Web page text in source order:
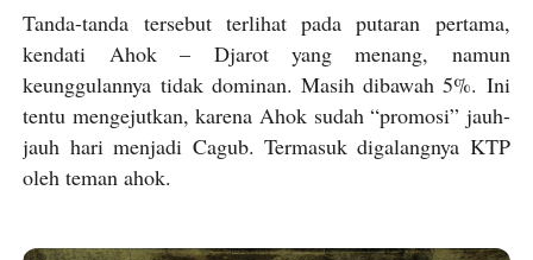
Tanda-tanda tersebut terlihat pada putaran pertama,
kendati Ahok – Djarot yang menang, namun
keunggulannya tidak dominan. Masih dibawah 5%. Ini
tentu mengejutkan, karena Ahok sudah “promosi” jauh-
jauh hari menjadi Cagub. Termasuk digalangnya KTP
oleh teman ahok.